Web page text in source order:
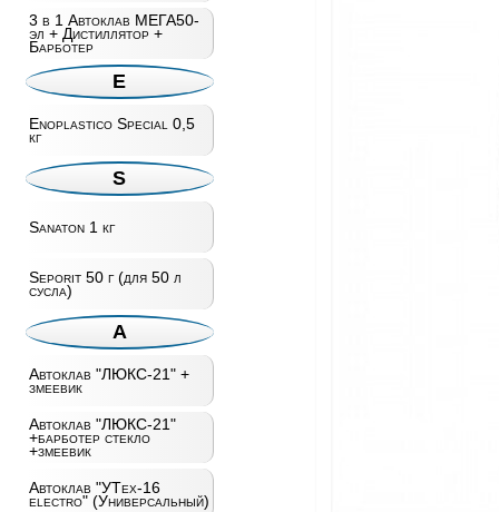
3 в 1 Автоклав МЕГА50-
эл + Дистиллятор +
Барботер
E
Enoplastico Special 0,5
кг
S
Sanaton 1 кг
Seporit 50 г (для 50 л
сусла)
А
Автоклав "ЛЮКС-21" +
змеевик
Автоклав "ЛЮКС-21"
+барботер стекло
+змеевик
Автоклав "УТех-16
electro" (Универсальный)